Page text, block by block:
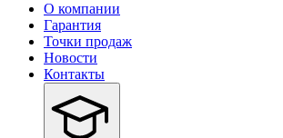
О компании
Гарантия
Точки продаж
Новости
Контакты